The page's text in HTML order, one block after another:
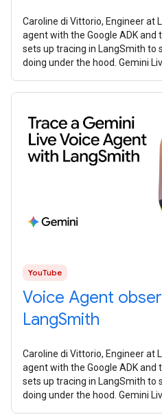
Caroline di Vittorio, Engineer at
agent with the Google ADK and
sets up tracing in LangSmith to
doing under the hood. Gemini
YouTube
Voice Agent
LangSmith
Caroline di Vittorio, Engineer at
agent with the Google ADK and
sets up tracing in LangSmith to
doing under the hood. Gemini